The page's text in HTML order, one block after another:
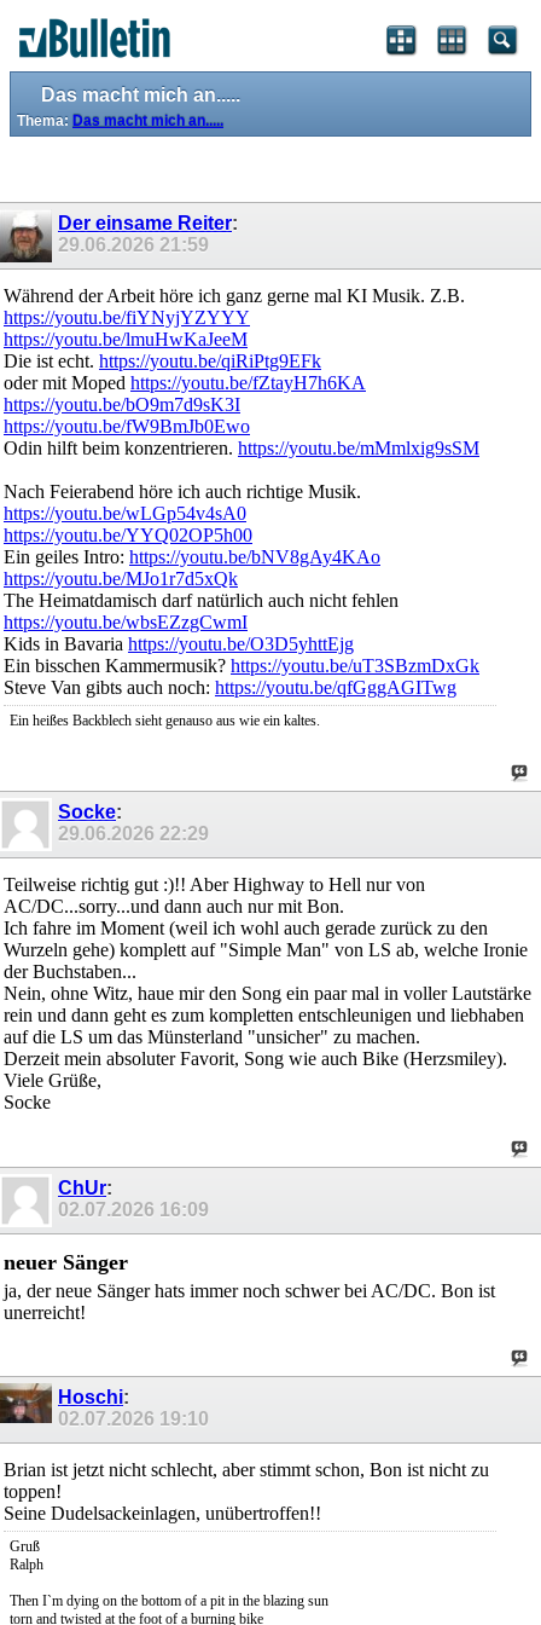
Das macht mich an.....
Thema: Das macht mich an.....
Der einsame Reiter:
29.06.2026 21:59
Während der Arbeit höre ich ganz gerne mal KI Musik. Z.B.
https://youtu.be/fiYNyjYZYYY
https://youtu.be/lmuHwKaJeeM
Die ist echt. https://youtu.be/qiRiPtg9EFk
oder mit Moped https://youtu.be/fZtayH7h6KA
https://youtu.be/bO9m7d9sK3I
https://youtu.be/fW9BmJb0Ewo
Odin hilft beim konzentrieren. https://youtu.be/mMmlxig9sSM
Nach Feierabend höre ich auch richtige Musik.
https://youtu.be/wLGp54v4sA0
https://youtu.be/YYQ02OP5h00
Ein geiles Intro: https://youtu.be/bNV8gAy4KAo
https://youtu.be/MJo1r7d5xQk
The Heimatdamisch darf natürlich auch nicht fehlen
https://youtu.be/wbsEZzgCwmI
Kids in Bavaria https://youtu.be/O3D5yhttEjg
Ein bisschen Kammermusik? https://youtu.be/uT3SBzmDxGk
Steve Van gibts auch noch: https://youtu.be/qfGggAGITwg
Ein heißes Backblech sieht genauso aus wie ein kaltes.
Socke:
29.06.2026 22:29
Teilweise richtig gut :)!! Aber Highway to Hell nur von
AC/DC...sorry...und dann auch nur mit Bon.
Ich fahre im Moment (weil ich wohl auch gerade zurück zu den
Wurzeln gehe) komplett auf "Simple Man" von LS ab, welche Ironie
der Buchstaben...
Nein, ohne Witz, haue mir den Song ein paar mal in voller Lautstärke
rein und dann geht es zum kompletten entschleunigen und liebhaben
auf die LS um das Münsterland "unsicher" zu machen.
Derzeit mein absoluter Favorit, Song wie auch Bike (Herzsmiley).
Viele Grüße,
Socke
ChUr:
02.07.2026 16:09
neuer Sänger
ja, der neue Sänger hats immer noch schwer bei AC/DC. Bon ist
unerreicht!
Hoschi:
02.07.2026 19:10
Brian ist jetzt nicht schlecht, aber stimmt schon, Bon ist nicht zu
toppen!
Seine Dudelsackeinlagen, unübertroffen!!
Gruß
Ralph
Then I`m dying on the bottom of a pit in the blazing sun
torn and twisted at the foot of a burning bike